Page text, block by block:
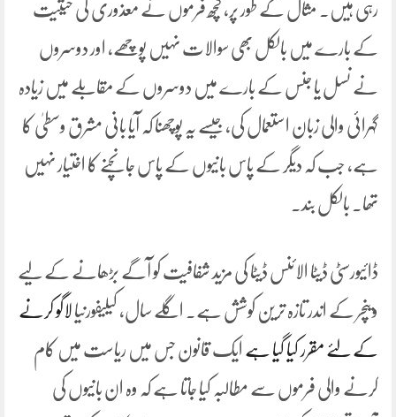
رہی ہیں۔ مثال کے طور پر، کچھ فرموں نے معذوری کی حیثیت
کے بارے میں بالکل بھی سوالات نہیں پوچھے، اور دوسروں
نے نسل یا جنس کے بارے میں دوسروں کے مقابلے میں زیادہ
گہرائی والی زبان استعمال کی، جیسے یہ پوچھنا کہ آیا بانی مشرق وسطیٰ کا
ہے، جب کہ دیگر کے پاس بانیوں کے پاس جانچنے کا اختیار نہیں
تھا۔ بالکل بند.
ڈائیورسٹی ڈیٹا الائنس ڈیٹا کی مزید شفافیت کو آگے بڑھانے کے لیے
وینچر کے اندر تازہ ترین کوشش ہے۔ اگلے سال، کیلیفورنیا لاگو کرنے
کے لئے مقرر کیا گیا ہے ایک قانون جس میں ریاست میں کام
کرنے والی فرموں سے مطالبہ کیا جاتا ہے کہ وہ ان بانیوں کی